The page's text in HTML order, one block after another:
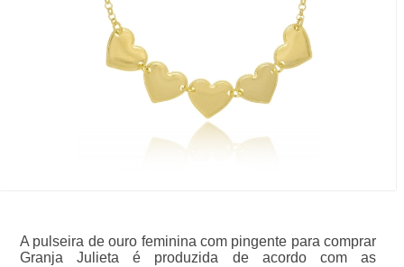
A pulseira de ouro feminina com pingente para comprar
Granja Julieta é produzida de acordo com as